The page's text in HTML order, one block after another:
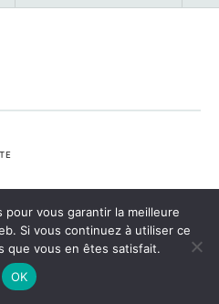
vous garantir la meilleure
Si vous continuez à utiliser ce
que vous en êtes satisfait.
OK